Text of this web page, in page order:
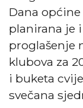
Dana općine
planirana je
proglašenje
klubova za
i buketa
svečana